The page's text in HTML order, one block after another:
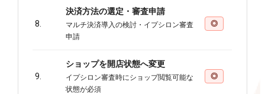
8.
決済方法の選定・審査申請
マルチ決済導入の検討・イプシロン審査
申請
◎
9.
ショップを開店状態へ変更
イプシロン審査時にショップ閲覧可能な
状態が必須
◎